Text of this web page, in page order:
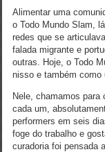
Alimentar uma
o Todo Mundo Slam,
redes que se
falada migrante e
outras. Hoje, o Todo
nisso e também como
Nele, chamamos
cada um,
performers em seis
foge do trabalho e
curadoria foi pensada